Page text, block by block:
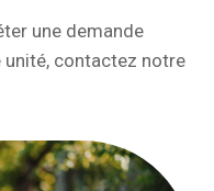
une demande
unité, contactez notre